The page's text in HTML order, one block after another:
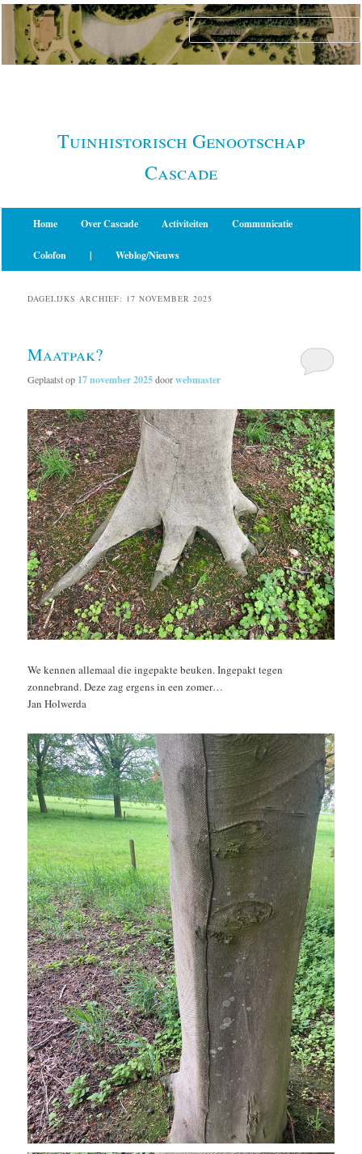
Spring
naar
primaire
Spring
naar
secundaire
Tuinhistorisch Genootschap
Cascade
Home Over Cascade Activiteiten Communicatie
Colofon | Weblog/Nieuws
DAGELIJKS ARCHIEF: 17 NOVEMBER 2025
Maatpak?
Geplaatst op 17 november 2025doorwebmaster
We kennen allemaal die ingepakte beuken. Ingepakt tegen
zonnebrand. Deze zag ergens in een zomer…
Jan Holwerda